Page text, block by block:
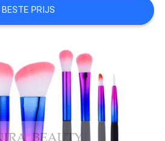
BESTE PRIJS